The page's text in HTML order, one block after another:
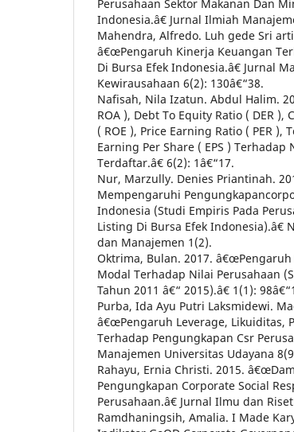
Perusahaan Sektor Makanan Dan
Indonesia.â€ Jurnal Ilmiah
Mahendra, Alfredo. Luh gede Sri
â€œPengaruh Kinerja Keuangan
Di Bursa Efek Indonesia.â€ Jurnal
Kewirausahaan 6(2): 130â€“38.
Nafisah, Nila Izatun. Abdul Halim.
ROA ), Debt To Equity Ratio ( DER
( ROE ), Price Earning Ratio ( PER ),
Earning Per Share ( EPS )
Terdaftar.â€ 6(2): 1â€“17.
Nur, Marzully. Denies Priantinah.
Mempengaruhi
Indonesia (Studi Empiris Pada
Listing Di Bursa Efek
dan Manajemen 1(2).
Oktrima, Bulan. 2017.
Modal Terhadap Nilai Perusahaan
Tahun 2011 â€“ 2015).â€ 1(1):
Purba, Ida Ayu Putri Laksmidewi.
â€œPengaruh Leverage, Likuiditas,
Terhadap Pengungkapan Csr
Manajemen Universitas Udayana
Rahayu, Ernia Christi. 2015.
Pengungkapan Corporate Social
Perusahaan.â€ Jurnal Ilmu dan
Ramdhaningsih, Amalia. I Made